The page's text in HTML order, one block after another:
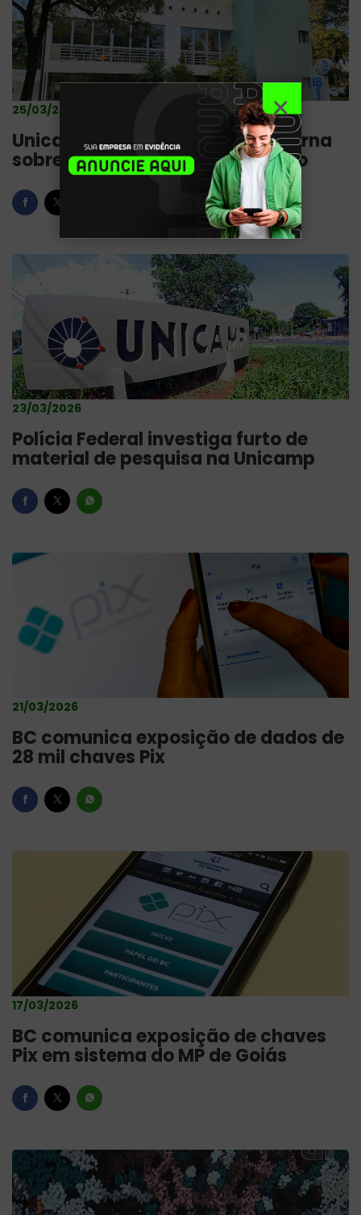
25/03/2026
Unicamp abre investigação interna
sobre furto de material biológico
23/03/2026
Polícia Federal investiga furto de
material de pesquisa na Unicamp
21/03/2026
BC comunica exposição de dados de
28 mil chaves Pix
17/03/2026
BC comunica exposição de chaves
Pix em sistema do MP de Goiás